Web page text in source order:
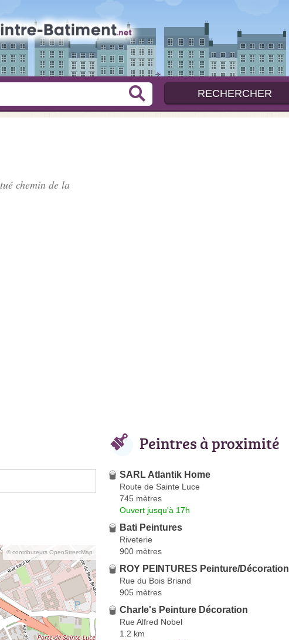
chemin de la
© contributeurs OpenStreetMap
Peintres à proximité
SARL Atlantik Home
Route de Sainte Luce
745 mètres
Ouvert jusqu'à 17h
Bati Peintures
Riveterie
900 mètres
ROY PEINTURES Peinture/Décoration
Rue du Bois Briand
905 mètres
Charle's Peinture Décoration
Rue Alfred Nobel
1.2 km